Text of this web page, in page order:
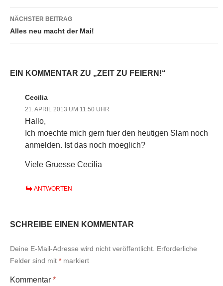
NÄCHSTER BEITRAG
Alles neu macht der Mai!
EIN KOMMENTAR ZU „ZEIT ZU FEIERN!“
Cecilia
21. APRIL 2013 UM 11:50 UHR
Hallo,
Ich moechte mich gern fuer den heutigen Slam noch
anmelden. Ist das noch moeglich?
Viele Gruesse Cecilia
ANTWORTEN
SCHREIBE EINEN KOMMENTAR
Deine E-Mail-Adresse wird nicht veröffentlicht. Erforderliche
Felder sind mit * markiert
Kommentar *